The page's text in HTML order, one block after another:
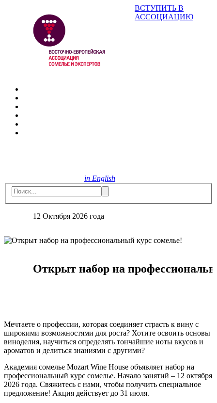
in English
ВСТУПИТЬ В
АССОЦИАЦИЮ
12 Октября 2026 года
Открыт набор на
Мечтаете о профессии, которая соединяет страсть к вину с
широкими возможностями для роста? Хотите освоить основы
виноделия, научиться определять тончайшие ноты вкусов и
ароматов и делиться знаниями с другими?
Академия сомелье Mozart Wine House объявляет набор на
профессиональный курс сомелье. Начало занятий – 12 октября
2026 года. Свяжитесь с нами, чтобы получить специальное
предложение! Акция действует до 31 июля.